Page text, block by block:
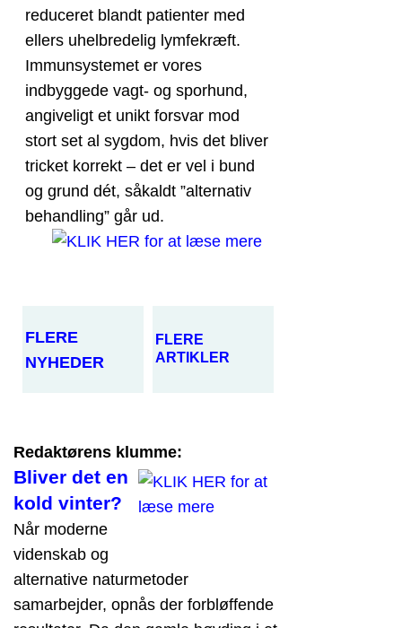
reduceret blandt patienter med
ellers uhelbredelig lymfekræft.
Immunsystemet er vores
indbyggede vagt- og sporhund,
angiveligt et unikt forsvar mod
stort set al sygdom, hvis det bliver
tricket korrekt – det er vel i bund
og grund dét, såkaldt ”alternativ
behandling” går ud.
FLERE
NYHEDER
FLERE
ARTIKLER
Redaktørens klumme:
Bliver det en
kold vinter?
Når moderne
videnskab og
alternative naturmetoder
samarbejder, opnås der forbløffende